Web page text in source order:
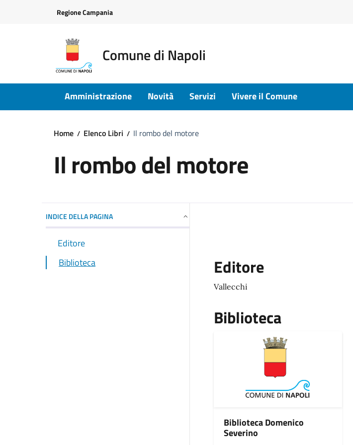
Regione Campania
Comune di Napoli
Amministrazione Novità Servizi Vivere il Comune
Home Elenco Libri Il rombo del motore
Il rombo del motore
INDICE DELLA PAGINA
Editore
Biblioteca
Editore
Vallecchi
Biblioteca
Biblioteca Domenico
Severino